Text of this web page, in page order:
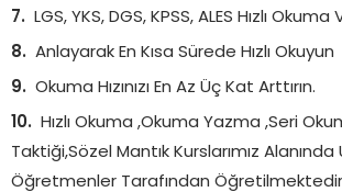
LGS, YKS, DGS, KPSS, ALES Hızlı
Anlayarak En Kısa Sürede Hızlı Okuyun
Okuma Hızınızı En Az Üç Kat Arttırın.
Hızlı Okuma ,Okuma Yazma ,Seri
Taktiği,Sözel Mantık Kurslarımız Alanında
Öğretmenler Tarafından